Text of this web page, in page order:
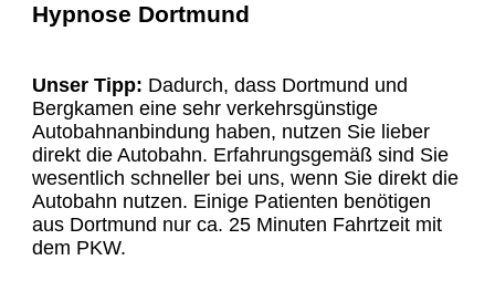
Hypnose Dortmund
Unser Tipp: Dadurch, dass Dortmund und
Bergkamen eine sehr verkehrsgünstige
Autobahnanbindung haben, nutzen Sie lieber
direkt die Autobahn. Erfahrungsgemäß sind Sie
wesentlich schneller bei uns, wenn Sie direkt die
Autobahn nutzen. Einige Patienten benötigen
aus Dortmund nur ca. 25 Minuten Fahrtzeit mit
dem PKW.